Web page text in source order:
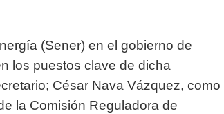
(Sener) en el gobierno de
los puestos clave de dicha
César Nava Vázquez, como
la Comisión Reguladora de